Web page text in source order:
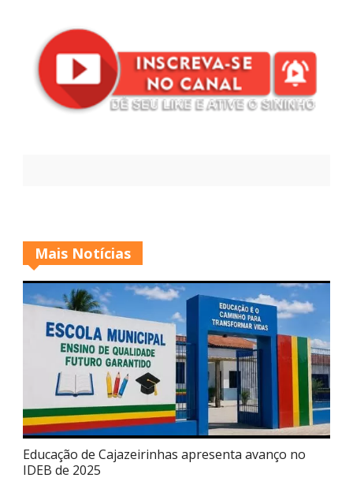
Mais Notícias
Educação de Cajazeirinhas apresenta avanço no
IDEB de 2025